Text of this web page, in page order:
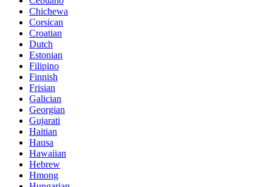
Chichewa
Corsican
Croatian
Dutch
Estonian
Filipino
Finnish
Frisian
Galician
Georgian
Gujarati
Haitian
Hausa
Hawaiian
Hebrew
Hmong